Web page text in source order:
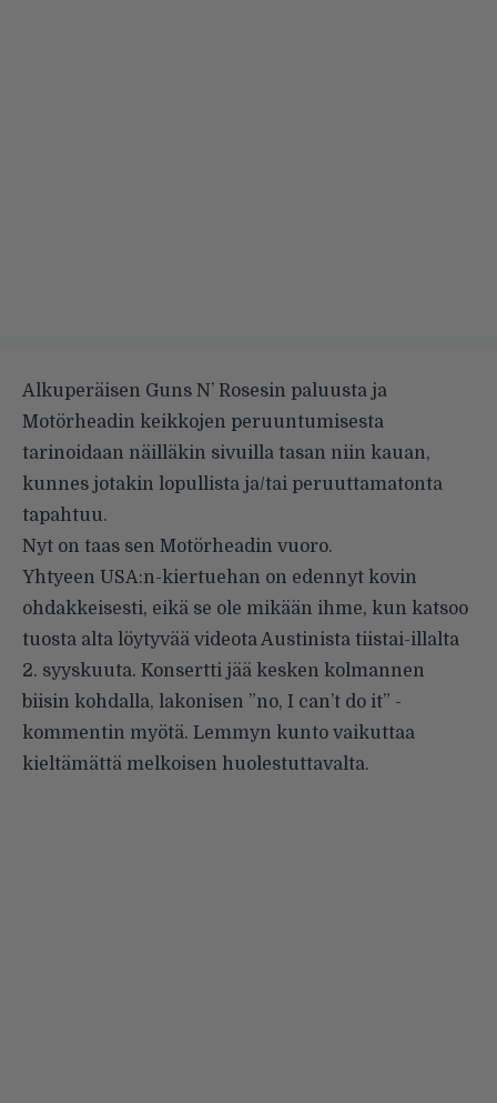
Alkuperäisen Guns N’ Rosesin paluusta ja
Motörheadin keikkojen peruuntumisesta
tarinoidaan näilläkin sivuilla tasan niin kauan,
kunnes jotakin lopullista ja/tai peruuttamatonta
tapahtuu.
Nyt on taas sen Motörheadin vuoro.
Yhtyeen USA:n-kiertuehan on edennyt kovin
ohdakkeisesti, eikä se ole mikään ihme, kun katsoo
tuosta alta löytyvää videota Austinista tiistai-illalta
2. syyskuuta. Konsertti jää kesken kolmannen
biisin kohdalla, lakonisen ”no, I can’t do it” -
kommentin myötä. Lemmyn kunto vaikuttaa
kieltämättä melkoisen huolestuttavalta.